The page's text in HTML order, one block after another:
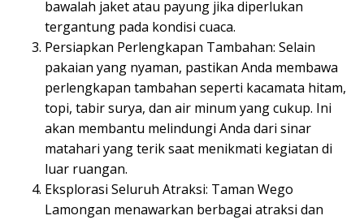
bawalah jaket atau payung jika diperlukan
tergantung pada kondisi cuaca.
Persiapkan Perlengkapan Tambahan: Selain
pakaian yang nyaman, pastikan Anda membawa
perlengkapan tambahan seperti kacamata hitam,
topi, tabir surya, dan air minum yang cukup. Ini
akan membantu melindungi Anda dari sinar
matahari yang terik saat menikmati kegiatan di
luar ruangan.
Eksplorasi Seluruh Atraksi: Taman Wego
Lamongan menawarkan berbagai atraksi dan